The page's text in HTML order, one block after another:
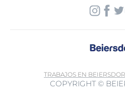
TRABAJOS EN
COPYRIGHT ©